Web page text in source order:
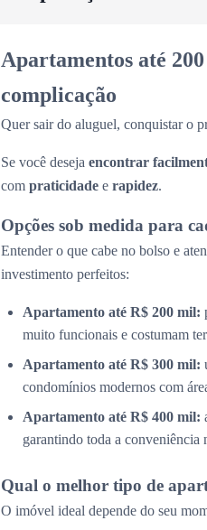
Apartamentos até
complicação
Quer sair do aluguel, conquistar o
Se você deseja encontrar
com praticidade e rapidez.
Opções sob medida para
Entender o que cabe no bolso e
investimento perfeitos:
Apartamento até R$ 200 mil:
muito funcionais e costumam
Apartamento até R$ 300 mil:
condomínios modernos com
Apartamento até R$ 400 mil:
garantindo toda a conveniência
Qual o melhor tipo de
O imóvel ideal depende do seu